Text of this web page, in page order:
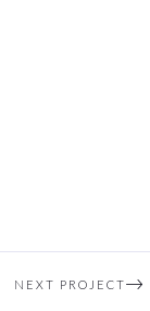
NEXT PROJECT